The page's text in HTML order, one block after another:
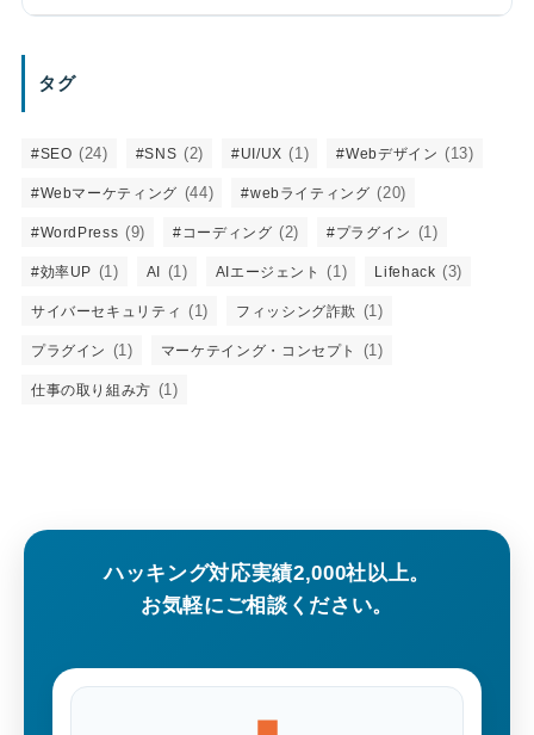
タグ
#SEO (24) #SNS (2) #UI/UX (1) #Webデザイン (13)
#Webマーケティング (44) #webライティング (20)
#WordPress (9) #コーディング (2) #プラグイン (1)
#効率UP (1) AI (1) AIエージェント (1) Lifehack (3)
サイバーセキュリティ (1) フィッシング詐欺 (1)
プラグイン (1) マーケテイング・コンセプト (1)
仕事の取り組み方 (1)
ハッキング対応実績2,000社以上。
お気軽にご相談ください。